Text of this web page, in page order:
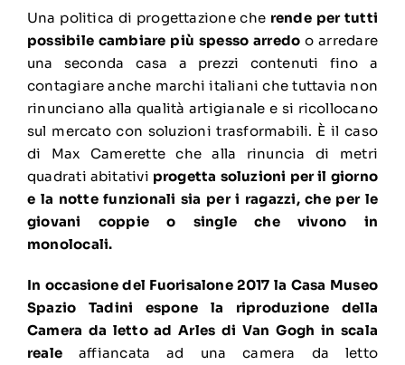
Una politica di progettazione che rende per tutti
possibile cambiare più spesso arredo o arredare
una seconda casa a prezzi contenuti fino a
contagiare anche marchi italiani che tuttavia non
rinunciano alla qualità artigianale e si ricollocano
sul mercato con soluzioni trasformabili. È il caso
di Max Camerette che alla rinuncia di metri
quadrati abitativi progetta soluzioni per il giorno
e la notte funzionali sia per i ragazzi, che per le
giovani coppie o single che vivono in
monolocali.
In occasione del Fuorisalone 2017 la Casa Museo
Spazio Tadini espone la riproduzione della
Camera da letto ad Arles di Van Gogh in scala
reale affiancata ad una camera da letto